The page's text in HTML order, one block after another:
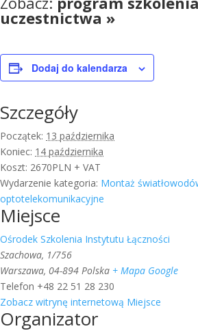
uczestnictwa »
Dodaj do kalendarza
Szczegóły
Początek: 13 października
Koniec: 14 października
Koszt: 2670PLN + VAT
Wydarzenie kategoria: Montaż
optotelekomunikacyjne
Miejsce
Ośrodek Szkolenia Instytutu Łączności
Szachowa, 1/756
Warszawa, 04-894 Polska + Mapa Google
Telefon +48 22 51 28 230
Zobacz witrynę internetową Miejsce
Organizator